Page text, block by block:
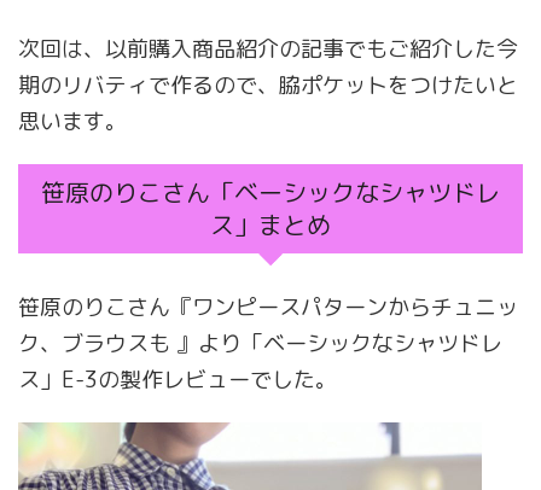
次回は、以前購入商品紹介の記事でもご紹介した今
期のリバティで作るので、脇ポケットをつけたいと
思います。
笹原のりこさん「ベーシックなシャツドレ
ス」まとめ
笹原のりこさん『ワンピースパターンからチュニッ
ク、ブラウスも 』より「ベーシックなシャツドレ
ス」E-3の製作レビューでした。